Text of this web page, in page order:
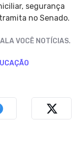
segurança
no Senado.
VOCÊ NOTÍCIAS.